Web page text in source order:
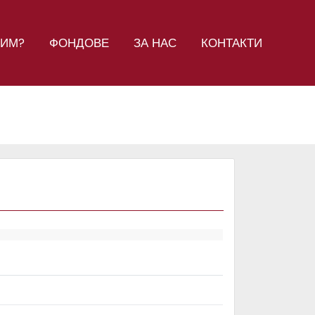
ФОНДОВЕ ЗА НАС КОНТАКТИ